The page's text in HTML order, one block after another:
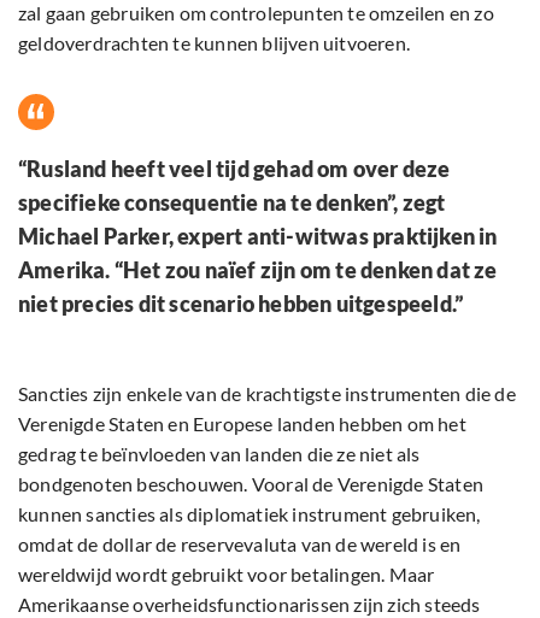
zal gaan gebruiken om controlepunten te omzeilen en zo
geldoverdrachten te kunnen blijven uitvoeren.
“Rusland heeft veel tijd gehad om over deze
specifieke consequentie na te denken”, zegt
Michael Parker, expert anti-witwas praktijken in
Amerika. “Het zou naïef zijn om te denken dat ze
niet precies dit scenario hebben uitgespeeld.”
Sancties zijn enkele van de krachtigste instrumenten die de
Verenigde Staten en Europese landen hebben om het
gedrag te beïnvloeden van landen die ze niet als
bondgenoten beschouwen. Vooral de Verenigde Staten
kunnen sancties als diplomatiek instrument gebruiken,
omdat de dollar de reservevaluta van de wereld is en
wereldwijd wordt gebruikt voor betalingen. Maar
Amerikaanse overheidsfunctionarissen zijn zich steeds